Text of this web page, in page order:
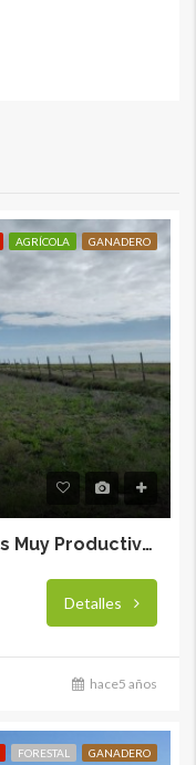
AGRÍCOLA GANADERO
Rincón del Pino- 18 Hectáreas Muy Productivas
Detalles
hace5 años
FORESTAL GANADERO